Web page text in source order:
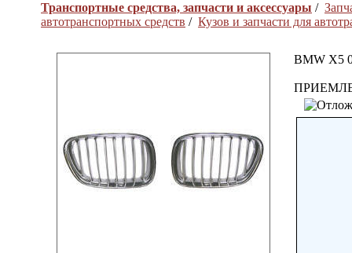
Транспортные средства, запчасти и аксессуары /
автотранспортных средств / Кузов и запчасти для
BMW X5